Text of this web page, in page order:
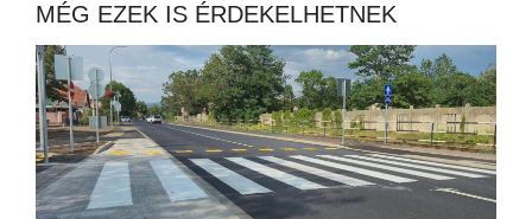
MÉG EZEK IS ÉRDEKELHETNEK